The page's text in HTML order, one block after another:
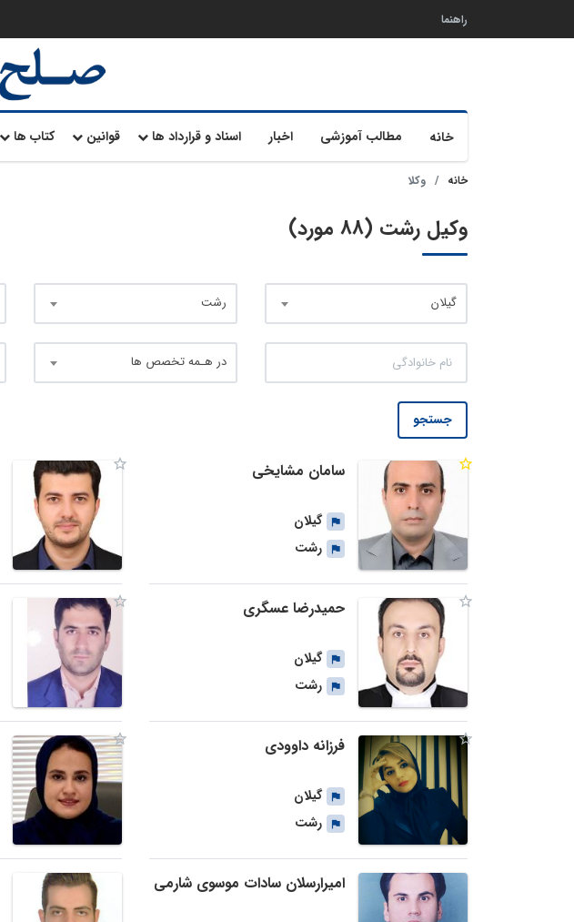
راهنما
خانه مطالب آموزشی اخبار اسناد و قرارداد ها قوانین کتاب ها
خانه وکلا
وکیل رشت (88 مورد)
گیلان رشت
در هـمه تخصص ها
جستجو
سامان مشایخی
گیلان
رشت
حمیدرضا عسگری
گیلان
رشت
فرزانه داوودی
گیلان
رشت
امیرارسلان سادات موسوی شارمی